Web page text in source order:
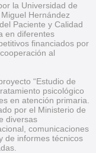
la Universidad de
Hernández
Paciente y Calidad
en diferentes
financiados por
al
“Estudio de
psicológico
en atención primaria.
por el Ministerio de
diversas
comunicaciones
de informes técnicos